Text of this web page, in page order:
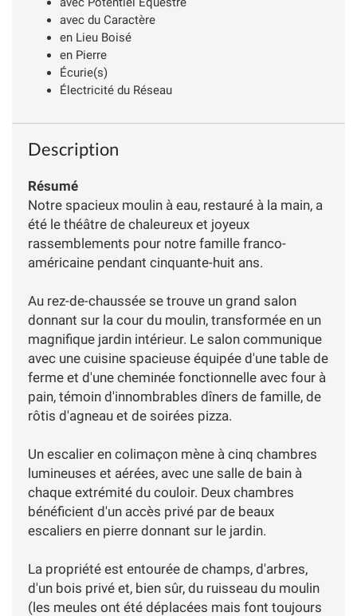
avec du Caractère
en Lieu Boisé
en Pierre
Écurie(s)
Électricité du Réseau
Description
Résumé
Notre spacieux moulin à eau, restauré à la main, a
été le théâtre de chaleureux et joyeux
rassemblements pour notre famille franco-
américaine pendant cinquante-huit ans.
Au rez-de-chaussée se trouve un grand salon
donnant sur la cour du moulin, transformée en un
magnifique jardin intérieur. Le salon communique
avec une cuisine spacieuse équipée d'une table de
ferme et d'une cheminée fonctionnelle avec four à
pain, témoin d'innombrables dîners de famille, de
rôtis d'agneau et de soirées pizza.
Un escalier en colimaçon mène à cinq chambres
lumineuses et aérées, avec une salle de bain à
chaque extrémité du couloir. Deux chambres
bénéficient d'un accès privé par de beaux
escaliers en pierre donnant sur le jardin.
La propriété est entourée de champs, d'arbres,
d'un bois privé et, bien sûr, du ruisseau du moulin
(les meules ont été déplacées mais font toujours